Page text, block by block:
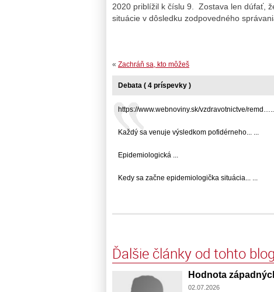
2020 priblížil k číslu 9. Zostava len dúfať,
situácie v dôsledku zodpovedného
« Zachráň sa, kto môžeš
Debata ( 4 príspevky )
https://www.webnoviny.sk/vzdravotnictve/remd…...
Každý sa venuje výsledkom pofidérneho... ...
Epidemiologická ...
Kedy sa začne epidemiologička situácia... ...
Ďalšie články od tohto
Hodnota
02.07.2026